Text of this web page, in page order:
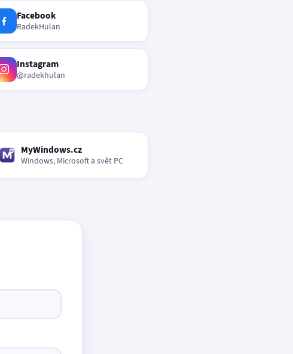
Facebook
RadekHulan
Instagram
@radekhulan
MyWindows.cz
Windows, Microsoft a svět PC